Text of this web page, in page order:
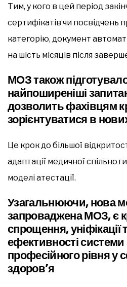
Тим, у кого в цей період
сертифікатів чи посвідчень
категорію, документ
на шість місяців після
МОЗ також
найпоширеніші
дозволить фахівцям
зорієнтуватися в
Це крок до більшої
адаптації медичної
моделі атестації.
Узагальнюючи, нова
запроваджена МОЗ, є
спрощення,
ефективності
професійного рівня у
здоров’я